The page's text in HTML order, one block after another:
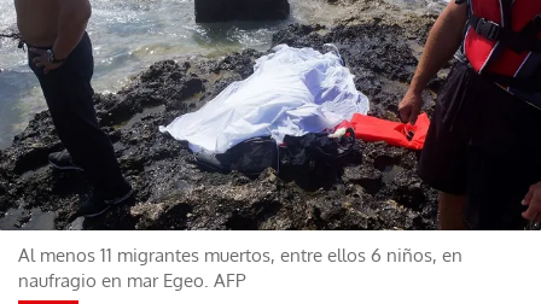
Al menos 11 migrantes muertos, entre ellos 6 niños, en
naufragio en mar Egeo. AFP